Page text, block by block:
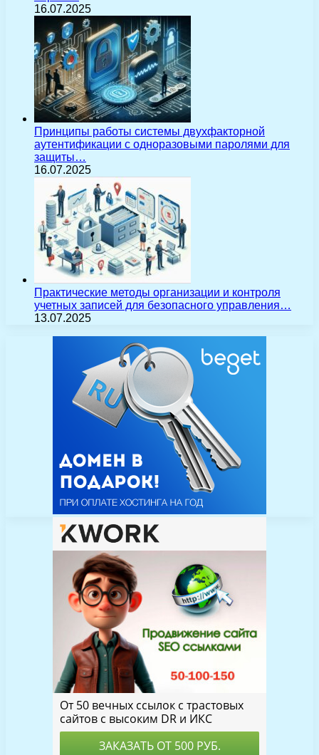
16.07.2025
Принципы работы системы двухфакторной
аутентификации с одноразовыми паролями для
защиты…
16.07.2025
Практические методы организации и контроля
учетных записей для безопасного управления…
13.07.2025